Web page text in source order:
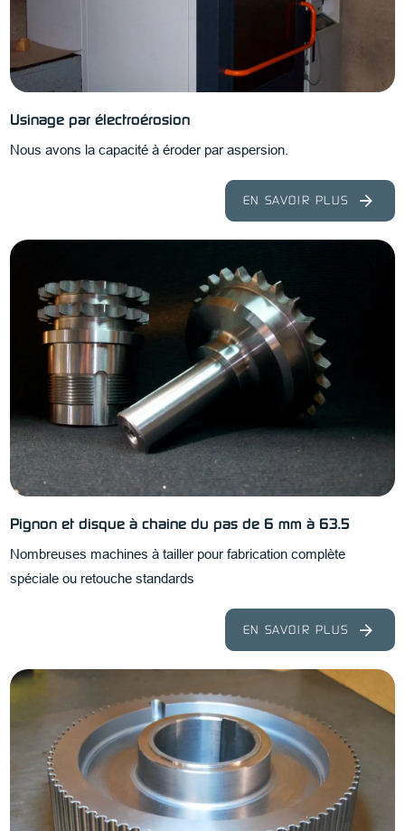
Usinage par électroérosion
Nous avons la capacité à éroder par aspersion.
EN SAVOIR PLUS
Pignon et disque à chaine du pas de 6 mm à 63.5
Nombreuses machines à tailler pour fabrication complète
spéciale ou retouche standards
EN SAVOIR PLUS